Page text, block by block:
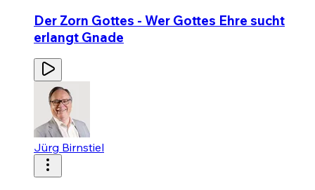
Der Zorn Gottes - Wer Gottes Ehre sucht
erlangt Gnade
Jürg Birnstiel